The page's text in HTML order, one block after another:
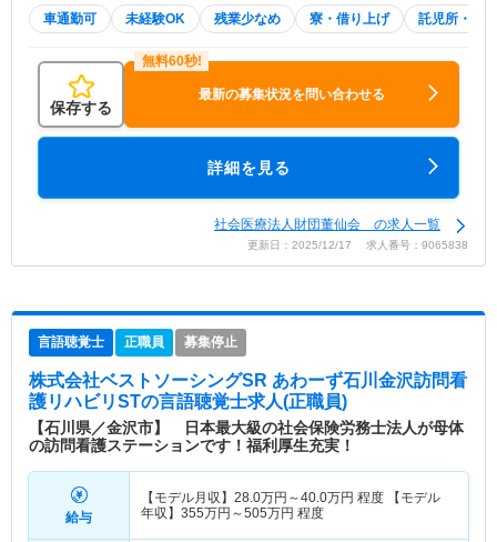
車通勤可 未経験OK 残業少なめ 寮・借り上げ 託児所・育
保存する
最新の募集状況を問い合わせる
詳細を見る
社会医療法人財団董仙会 の求人一覧
更新日：2025/12/17 求人番号：9065838
言語聴覚士 正職員 募集停止
株式会社ベストソーシングSR あわーず石川金沢訪問看
護リハビリSTの言語聴覚士求人(正職員)
【石川県／金沢市】 日本最大級の社会保険労務士法人が母体
の訪問看護ステーションです！福利厚生充実！
給与
【モデル月収】 28.0万円～40.0万円 程度 【モデル
年収】 355万円～505万円 程度